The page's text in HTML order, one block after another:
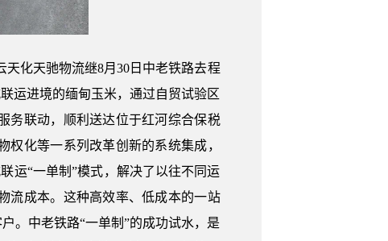
化天驰物流继8月30日中老铁路去程
运进境的缅甸玉米，通过自贸试验区
务联动，顺利送达位于红河综合保税
化等一系列改革创新的系统集成，
运“一单制”模式，解决了以往不同运
流成本。这种高效率、低成本的一站
。中老铁路“一单制”的成功试水，是